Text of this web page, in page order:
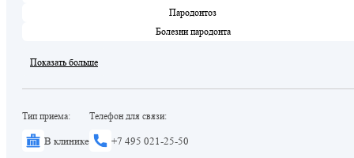
Пародонтоз
Болезни пародонта
Показать больше
Тип приема:
В клинике
Телефон для связи:
+7 495 021-25-50